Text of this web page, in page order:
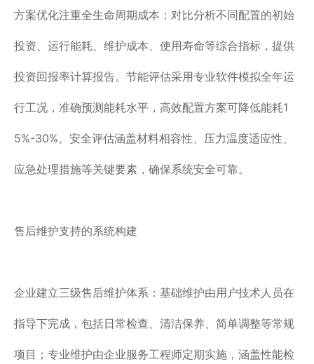
方案优化注重全生命周期成本：对比分析不同配置的初始
投资、运行能耗、维护成本、使用寿命等综合指标，提供
投资回报率计算报告。节能评估采用专业软件模拟全年运
行工况，准确预测能耗水平，高效配置方案可降低能耗1
5%-30%。安全评估涵盖材料相容性、压力温度适应性、
应急处理措施等关键要素，确保系统安全可靠。
售后维护支持的系统构建
企业建立三级售后维护体系：基础维护由用户技术人员在
指导下完成，包括日常检查、清洁保养、简单调整等常规
项目；专业维护由企业服务工程师定期实施，涵盖性能检